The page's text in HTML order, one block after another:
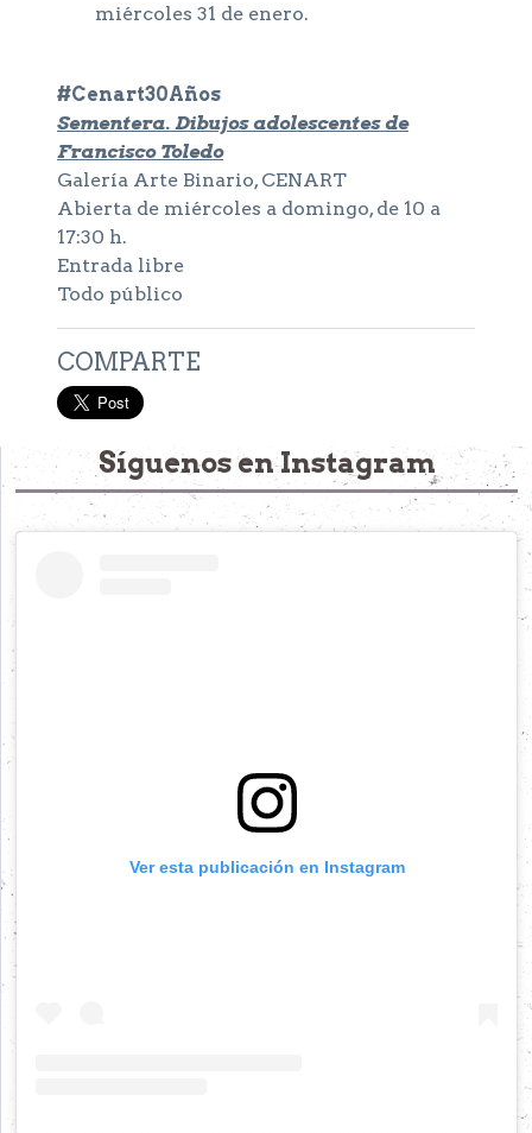
miércoles 31 de enero.
#Cenart30Años
Sementera. Dibujos adolescentes de
Francisco Toledo
Galería Arte Binario, CENART
Abierta de miércoles a domingo, de 10 a
17:30 h.
Entrada libre
Todo público
COMPARTE
Síguenos en Instagram
Ver esta publicación en Instagram